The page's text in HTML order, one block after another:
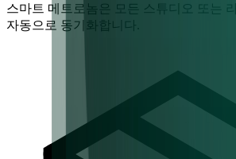
스마트 메트로놈은 모든 스튜디오 또는
자동으로 동기화합니다.